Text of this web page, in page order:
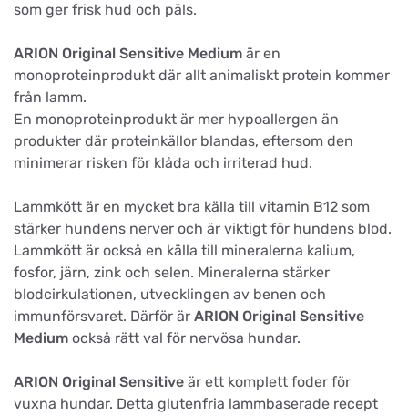
som ger frisk hud och päls.
ARION Original Sensitive Medium är en
monoproteinprodukt där allt animaliskt protein kommer
från lamm.
En monoproteinprodukt är mer hypoallergen än
produkter där proteinkällor blandas, eftersom den
minimerar risken för klåda och irriterad hud.
Lammkött är en mycket bra källa till vitamin B12 som
stärker hundens nerver och är viktigt för hundens blod.
Lammkött är också en källa till mineralerna kalium,
fosfor, järn, zink och selen. Mineralerna stärker
blodcirkulationen, utvecklingen av benen och
immunförsvaret. Därför är ARION Original Sensitive
Medium också rätt val för nervösa hundar.
ARION Original Sensitive är ett komplett foder för
vuxna hundar. Detta glutenfria lammbaserade recept